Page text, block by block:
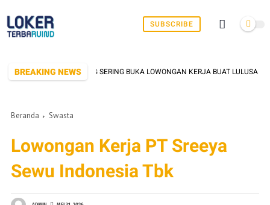
SUBSCRIBE
BREAKING NEWS
DI SERANG YANG SERING BUKA LOWONGAN KERJA BUAT LULUSAN SMK/
Beranda Swasta
Lowongan Kerja PT Sreeya
Sewu Indonesia Tbk